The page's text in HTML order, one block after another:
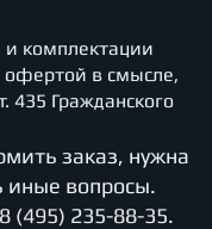
комплектации
офертой в смысле,
Гражданского
заказ, нужна
иные вопросы.
8 (495) 235-88-35.